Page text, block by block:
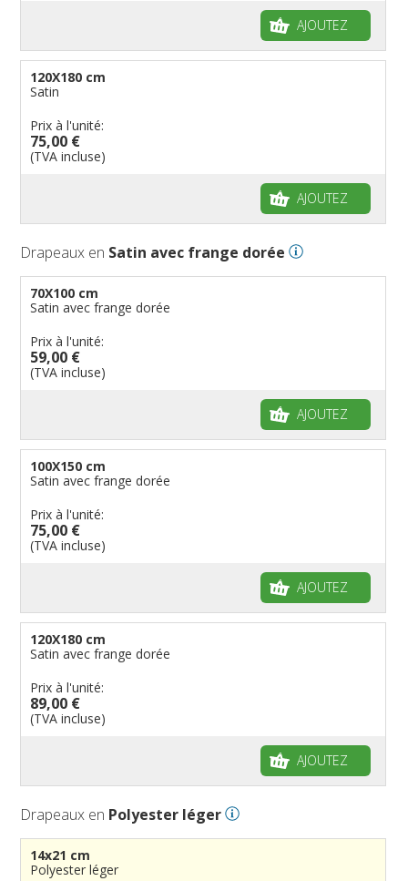
AJOUTEZ
120X180 cm
Satin
Prix à l'unité:
75,00 €
(TVA incluse)
AJOUTEZ
Drapeaux en Satin avec frange dorée
70X100 cm
Satin avec frange dorée
Prix à l'unité:
59,00 €
(TVA incluse)
AJOUTEZ
100X150 cm
Satin avec frange dorée
Prix à l'unité:
75,00 €
(TVA incluse)
AJOUTEZ
120X180 cm
Satin avec frange dorée
Prix à l'unité:
89,00 €
(TVA incluse)
AJOUTEZ
Drapeaux en Polyester léger
14x21 cm
Polyester léger